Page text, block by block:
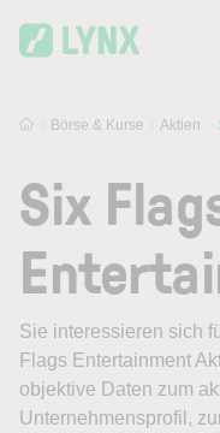
Börse & Kurse Aktien
Six
Sie interessieren sich
Flags Entertainment
objektive Daten zum
Unternehmensprofil,